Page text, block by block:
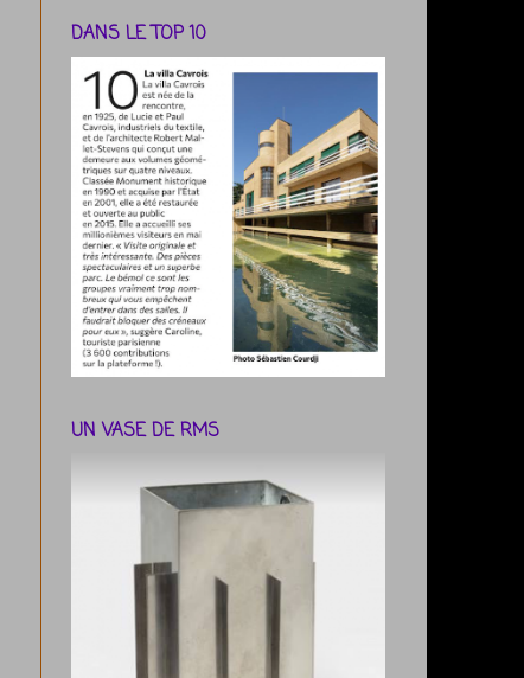
DANS LE TOP 10
UN VASE DE RMS